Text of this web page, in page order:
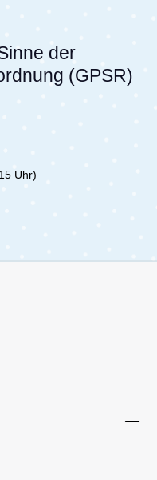
der
(GPSR)
Uhr)